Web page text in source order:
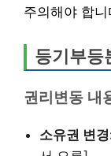
주의해야 합니
등기부등
권리변동 내
소유권 변